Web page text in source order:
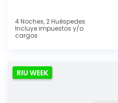
4 Noches, 2 Huéspedes
Incluye impuestos y/o
cargos
RIU WEEK